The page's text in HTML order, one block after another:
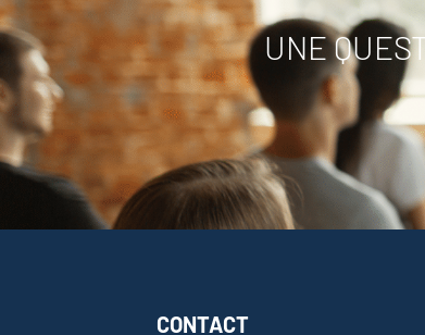
UNE
CONTACT